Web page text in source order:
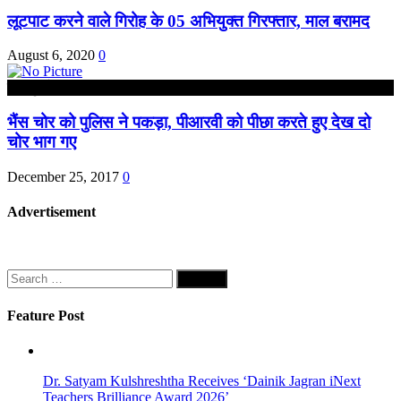
लूटपाट करने वाले गिरोह के 05 अभियुक्त गिरफ्तार, माल बरामद
August 6, 2020 0
भैंस चोर को पुलिस ने पकड़ा, पीआरवी को पीछा करते हुए देख दो
चोर भाग गए
December 25, 2017 0
Advertisement
Search
for:
Feature Post
Dr. Satyam Kulshreshtha Receives ‘Dainik Jagran iNext
Teachers Brilliance Award 2026’